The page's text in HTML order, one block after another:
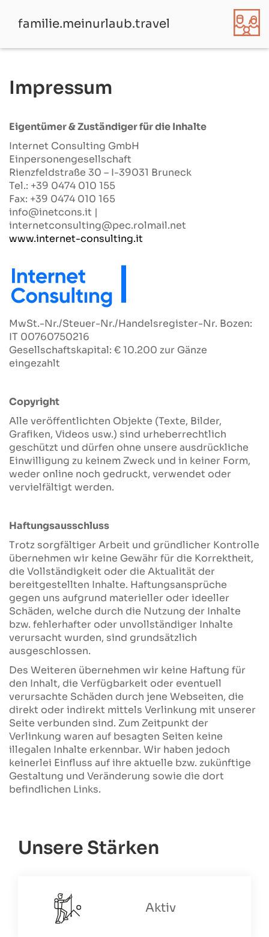
familie.meinurlaub.travel
Impressum
Eigentümer & Zuständiger für die Inhalte
Internet Consulting GmbH
Einpersonengesellschaft
Rienzfeldstraße 30 – I-39031 Bruneck
Tel.: +39 0474 010 155
Fax: +39 0474 010 165
info@inetcons.it |
internetconsulting@pec.rolmail.net
www.internet-consulting.it
MwSt.-Nr./Steuer-Nr./Handelsregister-Nr. Bozen:
IT 00760750216
Gesellschaftskapital: € 10.200 zur Gänze
eingezahlt
Copyright
Alle veröffentlichten Objekte (Texte, Bilder,
Grafiken, Videos usw.) sind urheberrechtlich
geschützt und dürfen ohne unsere ausdrückliche
Einwilligung zu keinem Zweck und in keiner Form,
weder online noch gedruckt, verwendet oder
vervielfältigt werden.
Haftungsausschluss
Trotz sorgfältiger Arbeit und gründlicher Kontrolle
übernehmen wir keine Gewähr für die Korrektheit,
die Vollständigkeit oder die Aktualität der
bereitgestellten Inhalte. Haftungsansprüche
gegen uns aufgrund materieller oder ideeller
Schäden, welche durch die Nutzung der Inhalte
bzw. fehlerhafter oder unvollständiger Inhalte
verursacht wurden, sind grundsätzlich
ausgeschlossen.
Des Weiteren übernehmen wir keine Haftung für
den Inhalt, die Verfügbarkeit oder eventuell
verursachte Schäden durch jene Webseiten, die
direkt oder indirekt mittels Verlinkung mit unserer
Seite verbunden sind. Zum Zeitpunkt der
Verlinkung waren auf besagten Seiten keine
illegalen Inhalte erkennbar. Wir haben jedoch
keinerlei Einfluss auf ihre aktuelle bzw. zukünftige
Gestaltung und Veränderung sowie die dort
befindlichen Links.
Unsere Stärken
Aktiv